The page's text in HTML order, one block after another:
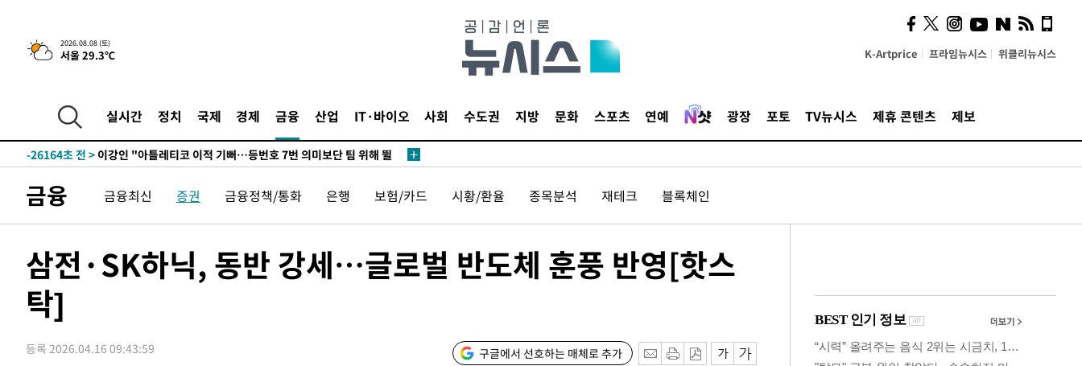
2026.08.08 (토)
서울 29.3℃ K-Artprice 프라임뉴시스 위클리뉴시스
실시간 정치 국제 경제 금융 산업 IT·바이오 사회 수도권 지방 문화 스포츠 연예 광장 포토 TV뉴시스 제휴 콘텐츠 제보
6시간 전 >[속보]뉴욕증시 상승 마감…S&P 0.6% 나스닥 1.3%↑
한민수·김용 순
-27348초 전 >
[속보]김민석, 與 전대 당원투표 누적 득표율 45.42%로 1위… 정
청래 44.56%
-26630초 전 >
42.08%·宋 10.17%
-26164초 전 > 이강인 "아틀레티코 이적 기뻐…등번호 7번 의미보단 팀 위해 뛸
-19873초 전 >
낮 최고 35도 '무더위'…동해안 시간당 30㎜ '강한 비'[내일날씨]
-19143초 전 >[속보]이강인 "감독님이 원하는 마음 느꼈고, 많은 트로피 원해 아
-17894초 전 > 온열질환 사망자 3명 늘어…누적 환자 3000명 돌파
-11839초 전 >
-7946초 전 >
-3190초 전 >남자 농구, 나고야 아시안게임서 '홈팀' 일본과 한일전
금융 금융최신 증권 금융정책/통화 은행 보험/카드 시황/환율 종목분석 재테크 블록체인
삼전·SK하닉, 동반 강세…글로벌 반도체 훈풍 반영[핫스
탁]
등록 2026.04.16 09:43:59 구글에서 선호하는 매체로 추가
사이 해답 찾았죠"…알을
깨고 나온 '초자아'